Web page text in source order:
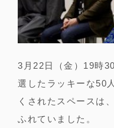
3月22日（金）19時
選したラッキーな50
くされたスペースは
ふれていました。